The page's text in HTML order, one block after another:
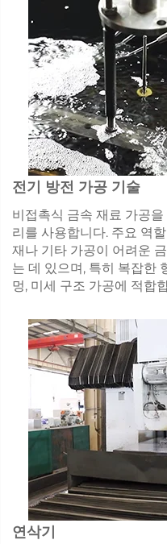
전기 방전 가공 기술
비접촉식 금속 재료 가공
리를 사용합니다. 주요 역
재나 기타 가공이 어려운
는 데 있으며, 특히 복잡한
멍, 미세 구조 가공에 적합
연삭기